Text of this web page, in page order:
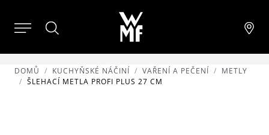
DOMŮ KUCHYŇSKÉ NÁČINÍ VAŘENÍ A PEČENÍ
METLY
ŠLEHACÍ METLA PROFI PLUS 27 CM